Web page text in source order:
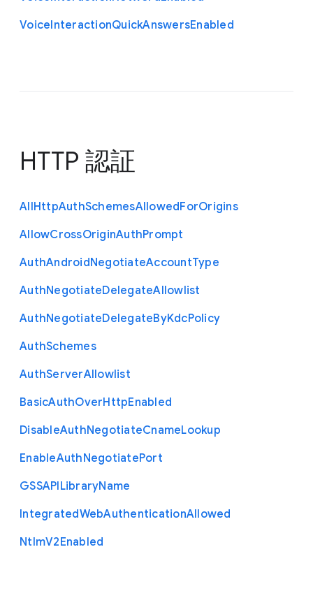
VoiceInteractionQuickAnswersEnabled
HTTP 認証
AllHttpAuthSchemesAllowedForOrigins
AllowCrossOriginAuthPrompt
AuthAndroidNegotiateAccountType
AuthNegotiateDelegateAllowlist
AuthNegotiateDelegateByKdcPolicy
AuthSchemes
AuthServerAllowlist
BasicAuthOverHttpEnabled
DisableAuthNegotiateCnameLookup
EnableAuthNegotiatePort
GSSAPILibraryName
IntegratedWebAuthenticationAllowed
NtlmV2Enabled